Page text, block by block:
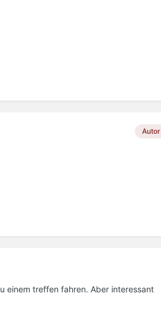
Autor
einem treffen fahren. Aber interessant